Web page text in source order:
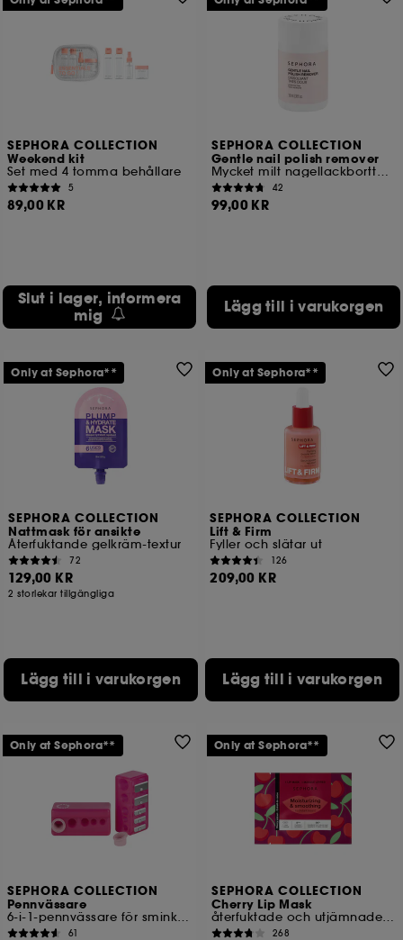
SEPHORA COLLECTION
Weekend kit
Set med 4 tomma behållare
5
89,00 KR
Slut i lager, informera
mig
SEPHORA COLLECTION
Gentle nail polish remover
Mycket milt nagellackborttagningsmedel
42
99,00 KR
Lägg till i varukorgen
SEPHORA COLLECTION
Nattmask för ansikte
Återfuktande gelkräm-textur
72
129,00 KR
2 storlekar tillgängliga
Lägg till i varukorgen
Only at Sephora**
SEPHORA COLLECTION
Lift & Firm
Fyller och slätar ut
126
209,00 KR
Lägg till i varukorgen
Only at Sephora**
SEPHORA COLLECTION
Pennvässare
6-i-1-pennvässare för sminkpennor
61
Only at Sephora**
SEPHORA COLLECTION
Cherry Lip Mask
återfuktade och utjämnade läppar på 5 minuter
268
Only at Sephora**